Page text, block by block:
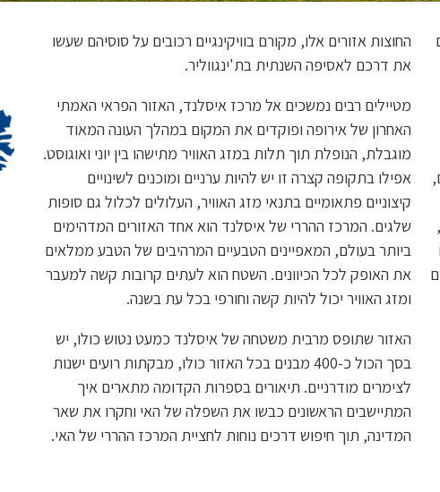
החוצות אזורים אלו, מקורם בוויקינגיים רכובים על סוסיהם שעשו
את דרכם לאסיפה השנתית בת'ינגווליר.
מטיילים רבים נמשכים אל מרכז איסלנד, האזור הפראי האמתי
האחרון של אירופה ופוקדים את המקום במהלך העונה המאוד
מוגבלת, הנופלת תוך תלות במזג האוויר מתישהו בין יוני ואוגוסט.
אפילו בתקופה קצרה זו יש להיות ערניים ומוכנים לשינויים
קיצוניים פתאומיים בתנאי מזג האוויר, העלולים לכלול גם סופות
שלגים. המרכז ההררי של איסלנד הוא אחד האזורים המדהימים
ביותר בעולם, המאפיינים הטבעיים המרהיבים של הטבע ממלאים
את האופק לכל הכיוונים. השטח הוא לעתים קרובות קשה למעבר
ומזג האוויר יכול להיות קשה וחורפי בכל עת בשנה.
האזור שתופס מרבית משטחה של איסלנד כמעט נטוש כולו, יש
בסך הכול כ-400 מבנים בכל האזור כולו, מבקתות רועים ישנות
לצימרים מודרניים. תיאורים בספרות הקדומה מתארים איך
המתיישבים הראשונים כבשו את השפלה של האי וחקרו את שאר
המדינה, תוך חיפוש דרכים נוחות לחציית המרכז ההררי של האי.